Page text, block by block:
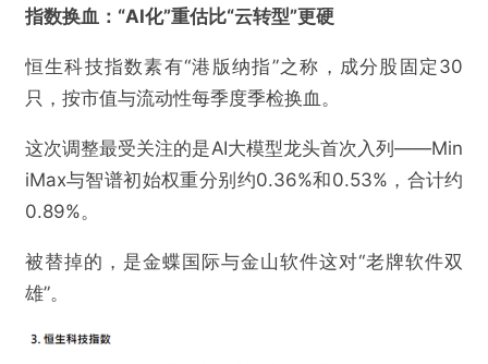
指数换血：“AI化”重估比“云转型”更硬
恒生科技指数素有“港版纳指”之称，成分股固定30
只，按市值与流动性每季度季检换血。
这次调整最受关注的是AI大模型龙头首次入列——Min
iMax与智谱初始权重分别约0.36%和0.53%，合计约
0.89%。
被替掉的，是金蝶国际与金山软件这对“老牌软件双
雄”。